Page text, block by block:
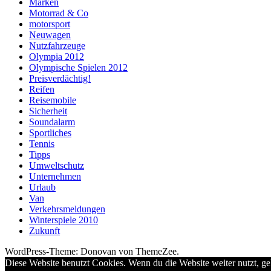
Marken
Motorrad & Co
motorsport
Neuwagen
Nutzfahrzeuge
Olympia 2012
Olympische Spielen 2012
Preisverdächtig!
Reifen
Reisemobile
Sicherheit
Soundalarm
Sportliches
Tennis
Tipps
Umweltschutz
Unternehmen
Urlaub
Van
Verkehrsmeldungen
Winterspiele 2010
Zukunft
WordPress-Theme: Donovan von ThemeZee.
Diese Website benutzt Cookies. Wenn du die Website weiter nutzt,